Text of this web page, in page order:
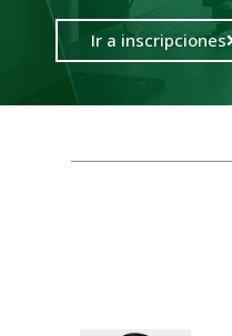
Ir a inscripciones